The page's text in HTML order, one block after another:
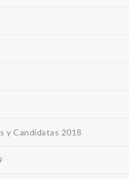
y Candidatas 2018